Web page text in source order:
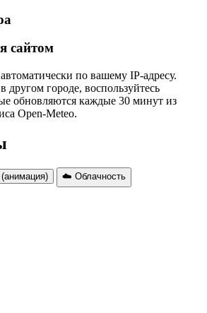
сайтом
по вашему IP-адресу.
другом городе, воспользуйтесь
обновляются каждые 30 минут из
Open-Meteo.
☁️ Облачность